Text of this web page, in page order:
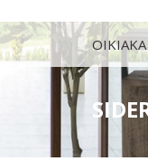
ΟΙΚΙΑΚΑ